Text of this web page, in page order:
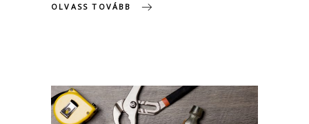
OLVASS TOVÁBB